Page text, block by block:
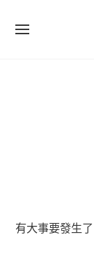
SITE
有大事要發生